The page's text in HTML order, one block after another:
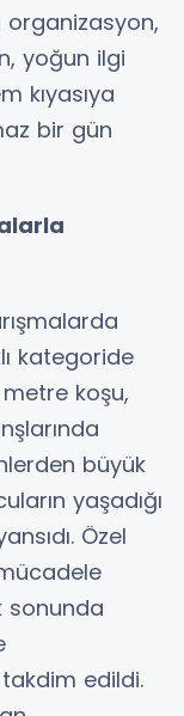
organizasyon,
yoğun ilgi
kıyasıya
bir gün
kategoride
koşu,
büyük
yaşadığı
Özel
sonunda
edildi.